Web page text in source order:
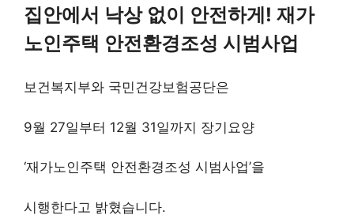
집안에서 낙상 없이 안전하게! 재가
노인주택 안전환경조성 시범사업
보건복지부와 국민건강보험공단은
9월 27일부터 12월 31일까지 장기요양
‘재가노인주택 안전환경조성 시범사업’을
시행한다고 밝혔습니다.